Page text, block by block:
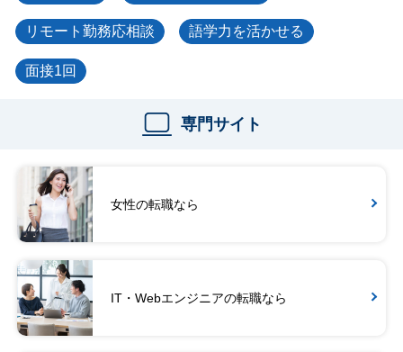
リモート勤務応相談 語学力を活かせる
面接1回
専門サイト
女性の転職なら
IT・Webエンジニアの転職なら